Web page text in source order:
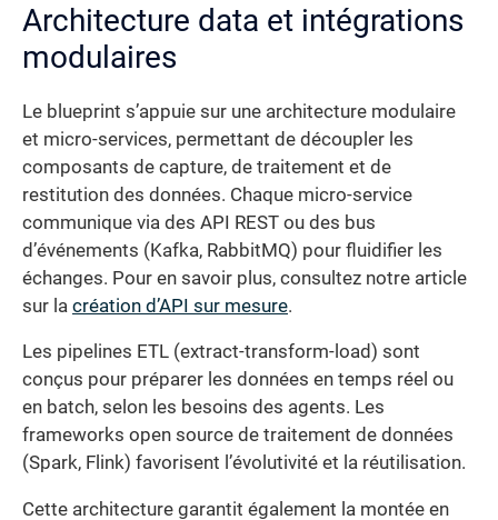
Architecture data et intégrations
modulaires
Le blueprint s’appuie sur une architecture modulaire
et micro-services, permettant de découpler les
composants de capture, de traitement et de
restitution des données. Chaque micro-service
communique via des API REST ou des bus
d’événements (Kafka, RabbitMQ) pour fluidifier les
échanges. Pour en savoir plus, consultez notre article
sur la création d’API sur mesure.
Les pipelines ETL (extract-transform-load) sont
conçus pour préparer les données en temps réel ou
en batch, selon les besoins des agents. Les
frameworks open source de traitement de données
(Spark, Flink) favorisent l’évolutivité et la réutilisation.
Cette architecture garantit également la montée en